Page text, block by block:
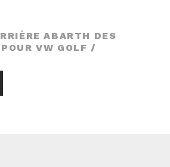
ABARTH DES
VW GOLF /